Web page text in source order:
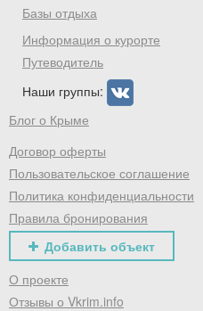
Базы отдыха
Информация о курорте
Путеводитель
Наши группы:
Блог о Крыме
Договор оферты
Пользовательское соглашение
Политика конфиденциальности
Правила бронирования
Добавить объект
О проекте
Отзывы о Vkrim.info
Хочешь дешевле?
промокод на